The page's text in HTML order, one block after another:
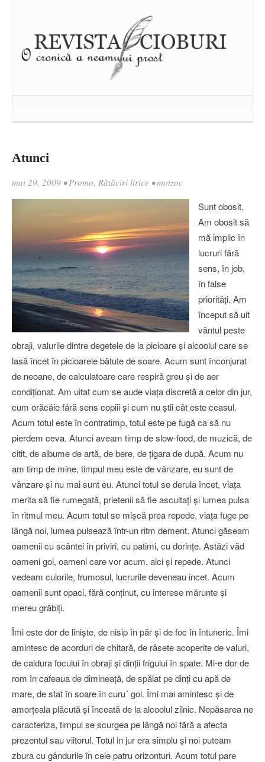
Atunci
mai 29, 2009 •Promo, Rătăciri lirice •motzoc
Sunt obosit.
Am obosit să
mă implic în
lucruri fără
sens, în job,
în false
priorităţi. Am
început să uit
vântul peste
obraji, valurile dintre degetele de la picioare şi alcoolul care se
lasă încet în picioarele bătute de soare. Acum sunt înconjurat
de neoane, de calculatoare care respiră greu şi de aer
condiţionat. Am uitat cum se aude viaţa discretă a celor din jur,
cum orăcăie fără sens copiii şi cum nu ştii cât este ceasul.
Acum totul este în contratimp, totul este pe fugă ca să nu
pierdem ceva. Atunci aveam timp de slow-food, de muzică, de
citit, de albume de artă, de bere, de ţigara de după. Acum nu
am timp de mine, timpul meu este de vânzare, eu sunt de
vânzare şi nu mai sunt eu. Atunci totul se derula încet, viaţa
merita să fie rumegată, prietenii să fie ascultaţi şi lumea pulsa
în ritmul meu. Acum totul se mişcă prea repede, viaţa fuge pe
lângă noi, lumea pulsează într-un ritm dement. Atunci găseam
oamenii cu scântei în priviri, cu patimi, cu dorinţe. Astăzi văd
oameni goi, oameni care vor acum, aici şi repede. Atunci
vedeam culorile, frumosul, lucrurile deveneau incet. Acum
oamenii sunt opaci, fără conţinut, cu interese mărunte şi
mereu grăbiţi.
Îmi este dor de linişte, de nisip în păr şi de foc în întuneric. Îmi
amintesc de acorduri de chitară, de râsete acoperite de valuri,
de caldura focului în obraji şi dinţii frigului în spate. Mi-e dor de
rom în cafeaua de dimineaţă, de spălat pe dinţi cu apă de
mare, de stat în soare în curu´ gol. Îmi mai amintesc şi de
amorţeala plăcută şi înceată de la alcoolul zilnic. Nepăsarea ne
caracteriza, timpul se scurgea pe lângă noi fără a afecta
prezentul sau viitorul. Totul in jur era simplu şi noi puteam
zbura cu gândurile în cele patru orizonturi. Acum totul pare